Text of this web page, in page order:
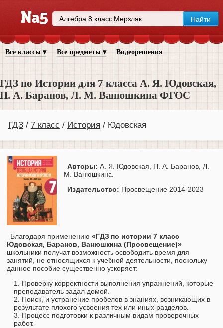
Все классы ▾ Все предметы ▾ Видеорешения
ГДЗ по Истории для 7 класса А. Я. Юдовская,
П. А. Баранов, Л. М. Ванюшкина ФГОС
ГДЗ 7 класс История Юдовская
Авторы: А. Я. Юдовская, П. А. Баранов, Л.
М. Ванюшкина.
Издательство: Просвещение 2014-2023
Благодаря применению «ГДЗ по истории 7 класс
Юдовская, Баранов, Ванюшкина (Просвещение)»
школьники получат возможность освободить время для
занятий, не относящихся к учебной деятельности, поскольку
данное пособие существенно ускоряет:
Проверку корректности выполнения упражнений, которые
преподаватель задал домой.
Поиск, и устранение пробелов в знаниях, возникающих в
результате плохого усвоения тех или иных разделов.
Процесс подготовки к различным видам проверочных
работ.